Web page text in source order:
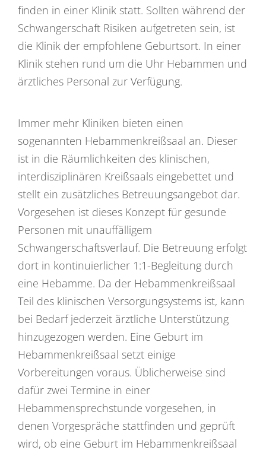
finden in einer Klinik statt. Sollten während der
Schwangerschaft Risiken aufgetreten sein, ist
die Klinik der empfohlene Geburtsort. In einer
Klinik stehen rund um die Uhr Hebammen und
ärztliches Personal zur Verfügung.
Immer mehr Kliniken bieten einen
sogenannten Hebammenkreißsaal an. Dieser
ist in die Räumlichkeiten des klinischen,
interdisziplinären Kreißsaals eingebettet und
stellt ein zusätzliches Betreuungsangebot dar.
Vorgesehen ist dieses Konzept für gesunde
Personen mit unauffälligem
Schwangerschaftsverlauf. Die Betreuung erfolgt
dort in kontinuierlicher 1:1-Begleitung durch
eine Hebamme. Da der Hebammenkreißsaal
Teil des klinischen Versorgungsystems ist, kann
bei Bedarf jederzeit ärztliche Unterstützung
hinzugezogen werden. Eine Geburt im
Hebammenkreißsaal setzt einige
Vorbereitungen voraus. Üblicherweise sind
dafür zwei Termine in einer
Hebammensprechstunde vorgesehen, in
denen Vorgespräche stattfinden und geprüft
wird, ob eine Geburt im Hebammenkreißsaal